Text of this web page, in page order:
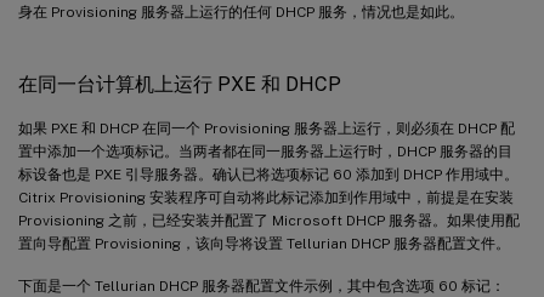
身在 Provisioning 服务器上运行的任何 DHCP 服务，情况也是如此。
在同一台计算机上运行 PXE 和 DHCP
如果 PXE 和 DHCP 在同一个 Provisioning 服务器上运行，则必须在 DHCP 配
置中添加一个选项标记。当两者都在同一服务器上运行时，DHCP 服务器的目
标设备也是 PXE 引导服务器。确认已将选项标记 60 添加到 DHCP 作用域中。
Citrix Provisioning 安装程序可自动将此标记添加到作用域中，前提是在安装
Provisioning 之前，已经安装并配置了 Microsoft DHCP 服务器。如果使用配
置向导配置 Provisioning，该向导将设置 Tellurian DHCP 服务器配置文件。
下面是一个 Tellurian DHCP 服务器配置文件示例，其中包含选项 60 标记：